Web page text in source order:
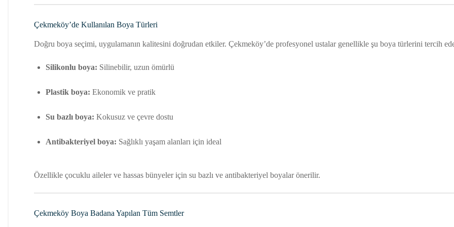
Çekmeköy’de Kullanılan Boya Türleri
Doğru boya seçimi, uygulamanın kalitesini doğrudan etkiler. Çekmeköy’de profesyonel ustalar genellikle şu boya türlerini tercih
Silikonlu boya: Silinebilir, uzun ömürlü
Plastik boya: Ekonomik ve pratik
Su bazlı boya: Kokusuz ve çevre dostu
Antibakteriyel boya: Sağlıklı yaşam alanları için ideal
Özellikle çocuklu aileler ve hassas bünyeler için su bazlı ve antibakteriyel boyalar önerilir.
Çekmeköy Boya Badana Yapılan Tüm Semtler